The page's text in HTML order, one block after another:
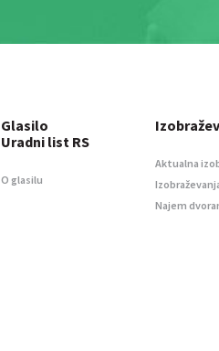
Glasilo
Uradni list RS
O glasilu
Aktualna
Najem